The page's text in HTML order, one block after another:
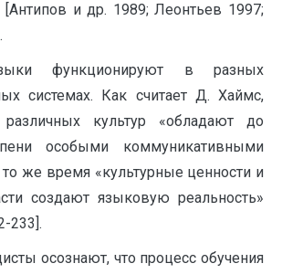
и др. 1989; Леонтьев 1997;
функционируют в разных
системах. Как считает Д. Хаймс,
различных культур «обладают до
особыми коммуникативными
же время «культурные ценности и
создают языковую реальность»
233].
осознают, что процесс обучения